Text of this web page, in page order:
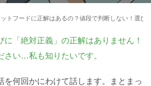
トフードに正解はあるの？値段で判断しない！選び
に「絶対正義」の正解はありません！
さい…私も知りたいです。
を何回かにわけて話します。まとまっ